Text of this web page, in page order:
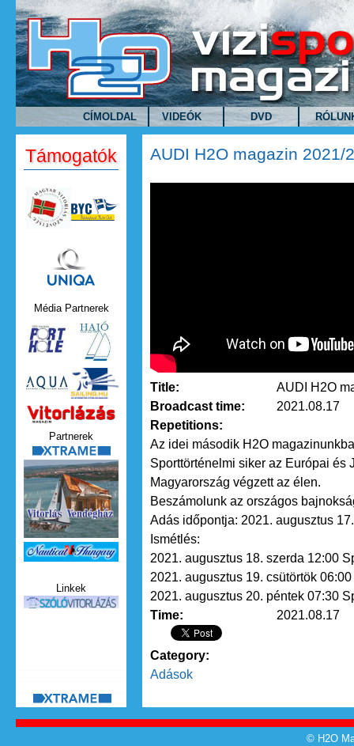
Ugrás a tartalomra
CÍMOLDAL VIDEÓK DVD
AUDI H2O magazin 2021/
Title:
AUDI H2O
Broadcast time:
2021.08.17
Repetitions:
Az idei második H2O
Sporttörténelmi siker az Európai és
Magyarország végzett az élen.
Beszámolunk az országos
Adás időpontja: 2021. augusztus
Ismétlés:
2021. augusztus 18. szerda 12:00
2021. augusztus 19. csütörtök
2021. augusztus 20. péntek 07:30
Time:
2021.08.17
Category:
Adások
Támogatók
Uniqa.png
Média Partnerek
Vitorlazas_magazin.jpg
Partnerek
xtrame.png
Nauticat.jpg
Linkek
szolo_vitorlazas.jpg
© H2O